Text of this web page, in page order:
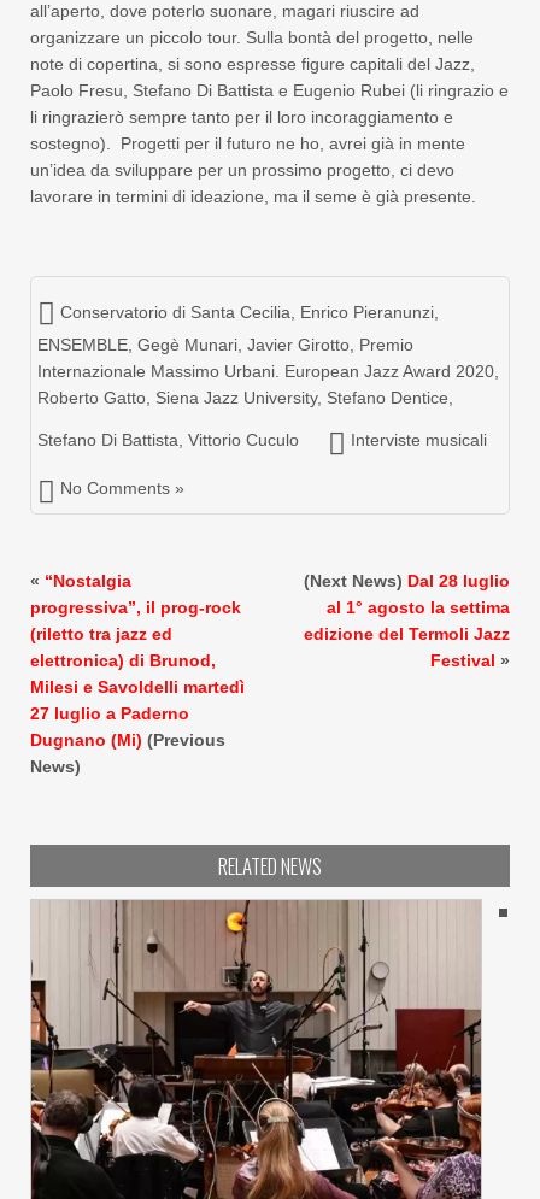
all’aperto, dove poterlo suonare, magari riuscire ad
organizzare un piccolo tour. Sulla bontà del progetto, nelle
note di copertina, si sono espresse figure capitali del Jazz,
Paolo Fresu, Stefano Di Battista e Eugenio Rubei (li ringrazio e
li ringrazierò sempre tanto per il loro incoraggiamento e
sostegno). Progetti per il futuro ne ho, avrei già in mente
un’idea da sviluppare per un prossimo progetto, ci devo
lavorare in termini di ideazione, ma il seme è già presente.
Conservatorio di Santa Cecilia Enrico Pieranunzi
ENSEMBLE Gegè Munari Javier Girotto Premio
Internazionale Massimo Urbani. European Jazz Award 2020
Roberto Gatto Siena Jazz University, Stefano Dentice
Stefano Di Battista Vittorio Cuculo Interviste musicali
No Comments »
« “Nostalgia
progressiva”, il prog-rock
(riletto tra jazz ed
elettronica) di Brunod,
Milesi e Savoldelli martedì
27 luglio a Paderno
Dugnano (Mi) (Previous
News)
(Next News) Dal 28 luglio
al 1° agosto la settima
edizione del Termoli Jazz
Festival »
RELATED NEWS